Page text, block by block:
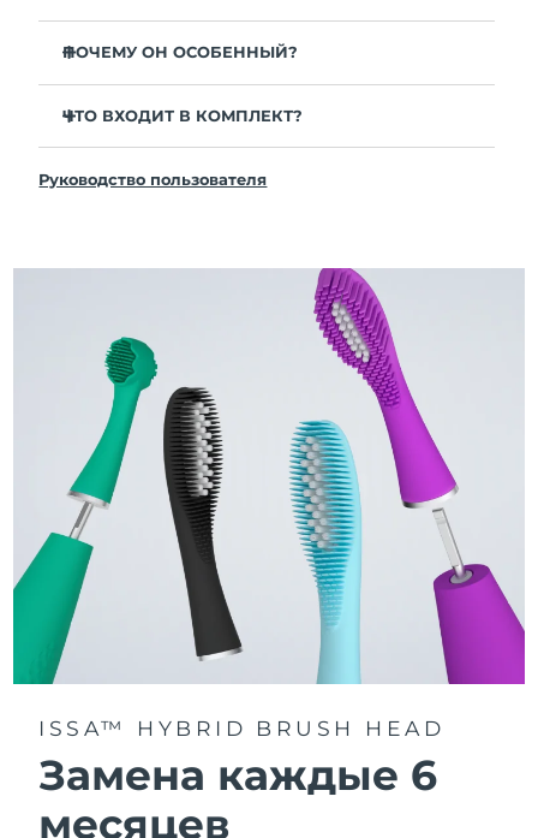
ПОЧЕМУ ОН ОСОБЕННЫЙ?
рта улучшается на 140% всего за 1 месяц.
Клинически доказано, что issa™ 4 удаляет на 30%
Гибридная насадка служит в 2 раза дольше -
требуется замена всего 1 раз в 6 месяцев.
3 режима чистки: Deep Clean, Whitening и Sensitive.
Технология Sonic Pulse обеспечивает 11 000
пульсаций в минуту для глубокого и бережного
очищения всей полости рта.
Получите доступ к индивидуальным режимам
чистки через приложение FOREO For You.
ЧТО ВХОДИТ В КОМПЛЕКТ?
Кабель для зарядки USB
Инструкция пользователя issa™
Руководство пользователя
ISSA™ HYBRID BRUSH HEAD
Замена каждые 6
месяцев